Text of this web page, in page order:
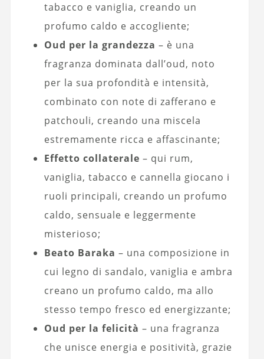
tabacco e vaniglia, creando un
profumo caldo e accogliente;
Oud per la grandezza – è una
fragranza dominata dall’oud, noto
per la sua profondità e intensità,
combinato con note di zafferano e
patchouli, creando una miscela
estremamente ricca e affascinante;
Effetto collaterale – qui rum,
vaniglia, tabacco e cannella giocano i
ruoli principali, creando un profumo
caldo, sensuale e leggermente
misterioso;
Beato Baraka – una composizione in
cui legno di sandalo, vaniglia e ambra
creano un profumo caldo, ma allo
stesso tempo fresco ed energizzante;
Oud per la felicità – una fragranza
che unisce energia e positività, grazie